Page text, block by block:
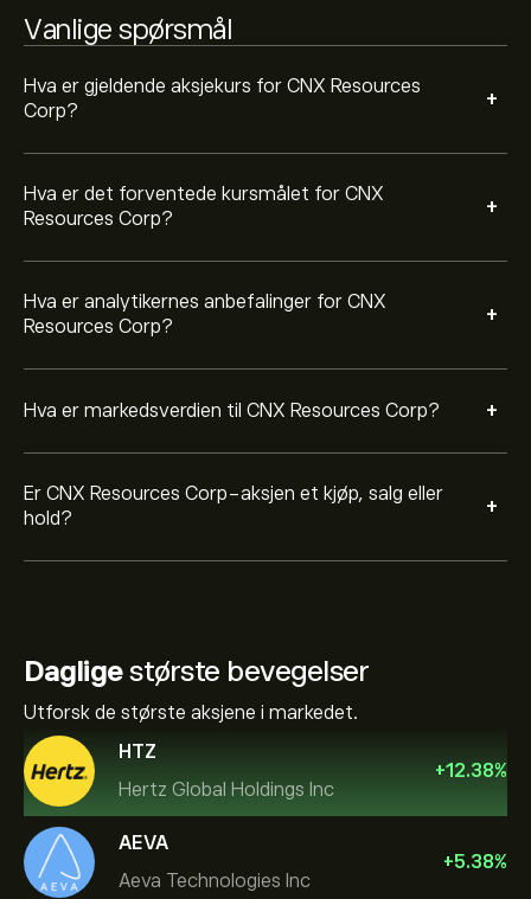
Vanlige spørsmål
Hva er gjeldende aksjekurs for CNX Resources
Corp?
+
Hva er det forventede kursmålet for CNX
Resources Corp?
+
Hva er analytikernes anbefalinger for CNX
Resources Corp?
+
Hva er markedsverdien til CNX Resources Corp? +
Er CNX Resources Corp-aksjen et kjøp, salg eller
hold?
+
Basert på anbefalinger fra 5 analytikere for CNX de
siste 3 månedene, er den generelle konsensusen Holde.
Dagligestørste bevegelser
Utforsk de største aksjene i markedet.
HTZ
Hertz Global Holdings Inc
+12.38%
AEVA
Aeva Technologies Inc
+5.38%